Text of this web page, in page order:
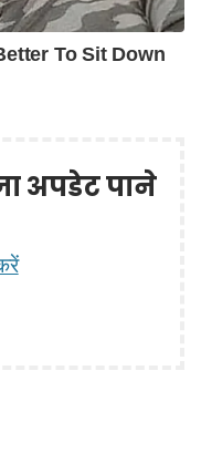
अपडेट पाने